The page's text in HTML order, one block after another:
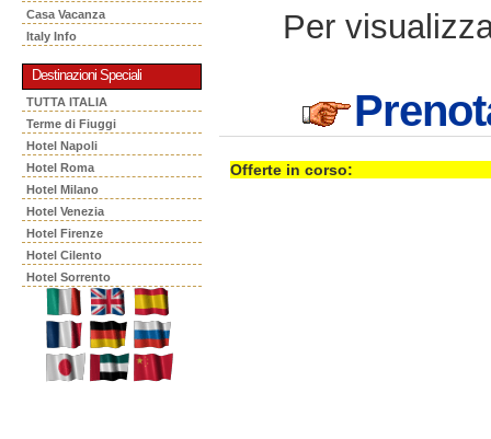
Casa Vacanza
Italy Info
Destinazioni Speciali
TUTTA ITALIA
Terme di Fiuggi
Hotel Napoli
Hotel Roma
Hotel Milano
Hotel Venezia
Hotel Firenze
Hotel Cilento
Hotel Sorrento
Per
Offerte in corso: